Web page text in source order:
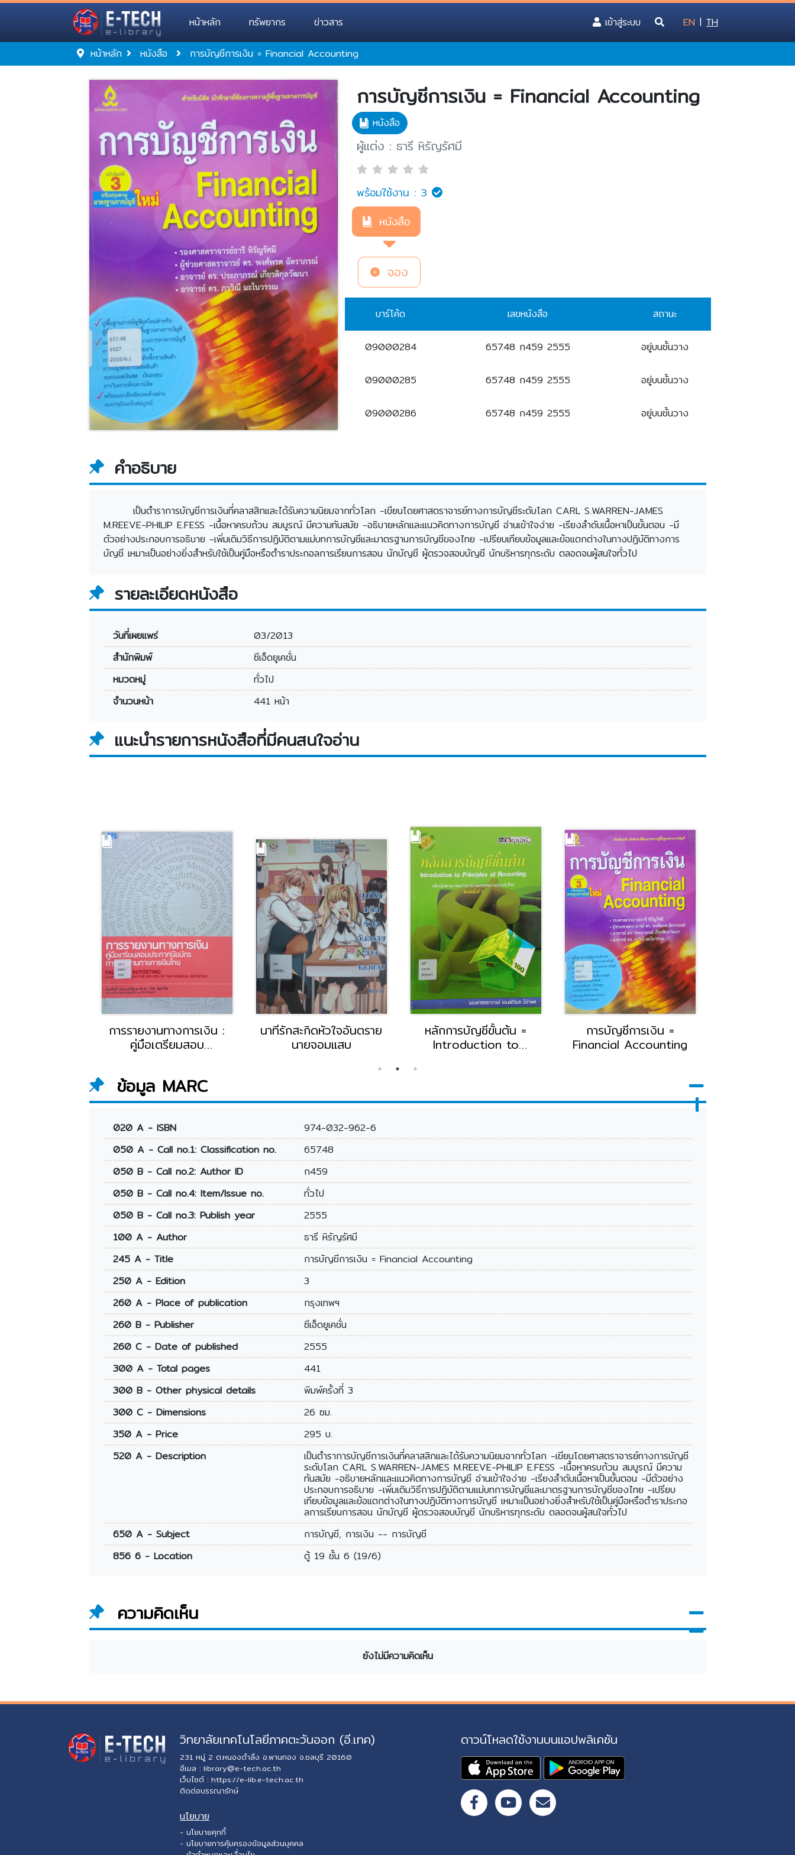
หน้าหลัก ทรัพยากร ข่าวสาร เข้าสู่ระบบ(current) EN | TH
หน้าหลัก หนังสือ การบัญชีการเงิน = Financial Accounting
การบัญชีการเงิน = Financial Accounting
หนังสือ
ผู้แต่ง : ธารี หิรัญรัศมี
พร้อมใช้งาน : 3
หนังสือ
จอง
บาร์โค้ด เลขหนังสือ สถานะ
09000284 657.48 ก459 2555 อยู่บนชั้นวาง
09000285 657.48 ก459 2555 อยู่บนชั้นวาง
09000286 657.48 ก459 2555 อยู่บนชั้นวาง
คำอธิบาย
เป็นตำราการบัญชีการเงินที่คลาสสิกและได้รับความนิยมจากทั่วโลก -เขียนโดยศาสตราจารย์ทางการบัญชีระดับโลก CARL S.WARREN-JAMES
M.REEVE-PHILIP E.FESS -เนื้อหาครบถ้วน สมบูรณ์ มีความทันสมัย -อธิบายหลักและแนวคิดทางการบัญชี อ่านเข้าใจง่าย -เรียงลำดับเนื้อหาเป็นขั้นตอน -มี
ตัวอย่างประกอบการอธิบาย -เพิ่มเติมวิธีการปฏิบัติตามแม่บทการบัญชีและมาตรฐานการบัญชีของไทย -เปรียบเทียบข้อมูลและข้อแตกต่างในทางปฏิบัติทางการ
บัญชี เหมาะเป็นอย่างยิ่งสำหรับใช้เป็นคู่มือหรือตำราประกอลการเรียนการสอน นักบัญชี ผู้ตรวจสอบบัญชี นักบริหารทุกระดับ ตลอดจนผู้สนใจทั่วไป
รายละเอียดหนังสือ
วันที่เผยแพร่
03/2013
สำนักพิมพ์
ซีเอ็ดยูเคชั่น
หมวดหมู่
ทั่วไป
จำนวนหน้า
441 หน้า
แนะนำรายการหนังสือที่มีคนสนใจอ่าน
การรายงานทางการเงิน :
คู่มือเตรียมสอบ
นาทีรักสะกิดหัวใจอันตราย
นายจอมแสบ
หลักการบัญชีขั้นต้น =
Introduction to
การบัญชีการเงิน =
Financial Accounting
ข้อมูล MARC
020 A - ISBN
974-032-962-6
050 A - Call no.1: Classification no.
657.48
050 B - Call no.2: Author ID
ก459
050 B - Call no.4: Item/Issue no.
ทั่วไป
050 B - Call no.3: Publish year
2555
100 A - Author
ธารี หิรัญรัศมี
245 A - Title
การบัญชีการเงิน = Financial Accounting
250 A - Edition
3
260 A - Place of publication
กรุงเทพฯ
260 B - Publisher
ซีเอ็ดยูเคชั่น
260 C - Date of published
2555
300 A - Total pages
441
300 B - Other physical details
พิมพ์ครั้งที่ 3
300 C - Dimensions
26 ซม.
350 A - Price
295 บ.
520 A - Description
เป็นตำราการบัญชีการเงินที่คลาสสิกและได้รับความนิยมจากทั่วโลก -เขียนโดยศาสตราจารย์ทางการบัญชี
ระดับโลก CARL S.WARREN-JAMES M.REEVE-PHILIP E.FESS -เนื้อหาครบถ้วน สมบูรณ์ มีความ
ทันสมัย -อธิบายหลักและแนวคิดทางการบัญชี อ่านเข้าใจง่าย -เรียงลำดับเนื้อหาเป็นขั้นตอน -มีตัวอย่าง
ประกอบการอธิบาย -เพิ่มเติมวิธีการปฏิบัติตามแม่บทการบัญชีและมาตรฐานการบัญชีของไทย -เปรียบ
เทียบข้อมูลและข้อแตกต่างในทางปฏิบัติทางการบัญชี เหมาะเป็นอย่างยิ่งสำหรับใช้เป็นคู่มือหรือตำราประกอ
ลการเรียนการสอน นักบัญชี ผู้ตรวจสอบบัญชี นักบริหารทุกระดับ ตลอดจนผู้สนใจทั่วไป
650 A - Subject
การบัญชี, การเงิน -- การบัญชี
856 6 - Location
ตู้ 19 ชั้น 6 (19/6)
ความคิดเห็น
ยังไม่มีความคิดเห็น
วิทยาลัยเทคโนโลยีภาคตะวันออก (อี.เทค)
231 หมู่ 2 ต.หนองตำลึง อ.พานทอง จ.ชลบุรี 20160
อีเมล : library@e-tech.ac.th
เว็บไซต์ : https://e-lib.e-tech.ac.th
ติดต่อบรรณารักษ์
นโยบาย
- นโยบายคุกกี้
- นโยบายการคุ้มครองข้อมูลส่วนบุคคล
ดาวน์โหลดใช้งานบนแอปพลิเคชัน